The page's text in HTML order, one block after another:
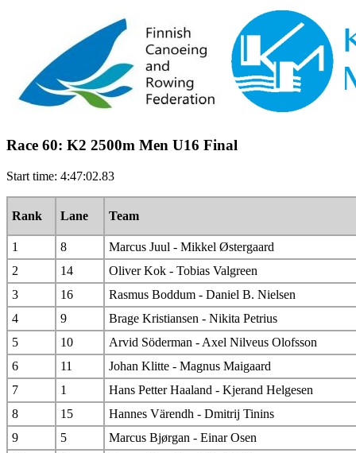
Race 60: K2 2500m Men U16 Final
Start time: 4:47:02.83
Rank Lane Team
1 8
Marcus Juul - Mikkel Østergaard
2
14
Oliver Kok - Tobias Valgreen
3
16
Rasmus Boddum - Daniel B. Nielsen
4
9
Brage Kristiansen - Nikita Petrius
5
10
Arvid Söderman - Axel Nilveus Olofsson
6
11
Johan Klitte - Magnus Maigaard
7
1
Hans Petter Haaland - Kjerand Helgesen
8
15
Hannes Värendh - Dmitrij Tinins
9
5
Marcus Bjørgan - Einar Osen